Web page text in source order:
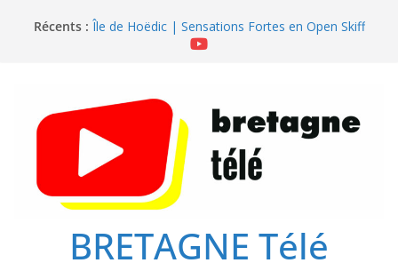
Récents : Île de Hoëdic | Sensations Fortes en Open Skiff
Île de Hoëdic | Dimanche le Jour du Zodiac
Île de Hoëdic | Le Sémaphore ouvert au Public
BRETAGNE Télé